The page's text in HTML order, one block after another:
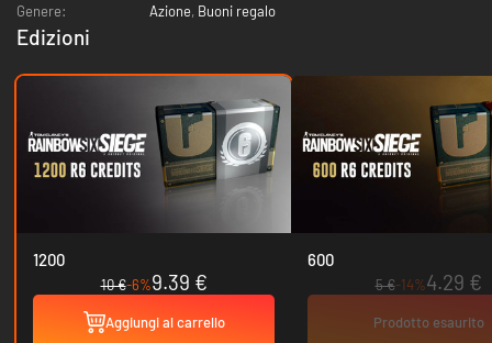
Genere:
Azione, Buoni regalo
Edizioni
1200
10 €-6%9.39 €
Aggiungi al carrello
600
5 €-14%4.29 €
Prodotto esaurito